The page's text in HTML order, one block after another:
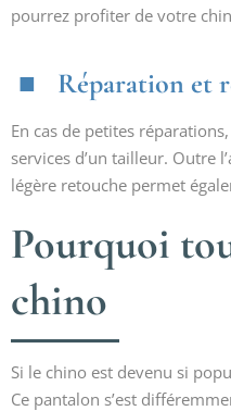
pourrez profiter de votre
Réparation et
En cas de petites
services d’un tailleur. Outre
légère retouche permet
Pourquoi
chino
Si le chino est devenu si
Ce pantalon s’est